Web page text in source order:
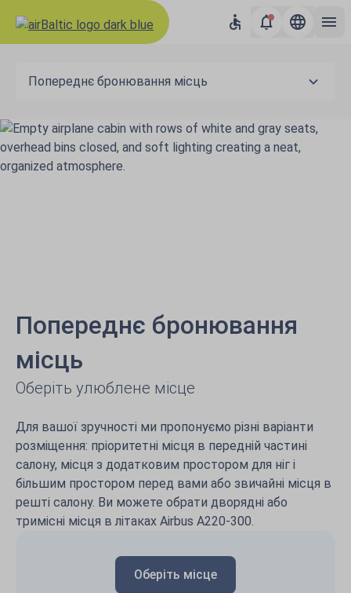
Попереднє бронювання місць
Попереднє бронювання
місць
Оберіть улюблене місце
Для вашої зручності ми пропонуємо різні варіанти
розміщення: пріоритетні місця в передній частині
салону, місця з додатковим простором для ніг і
більшим простором перед вами або звичайні місця в
решті салону. Ви можете обрати дворядні або
тримісні місця в літаках Airbus A220-300.
Оберіть місце